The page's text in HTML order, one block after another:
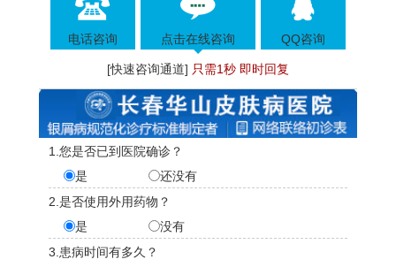
电话咨询 点击在线咨询 QQ咨询
[快速咨询通道] 只需1秒 即时回复
1.您是否已到医院确诊？
是
还没有
2.是否使用外用药物？
是
没有
3.患病时间有多久？